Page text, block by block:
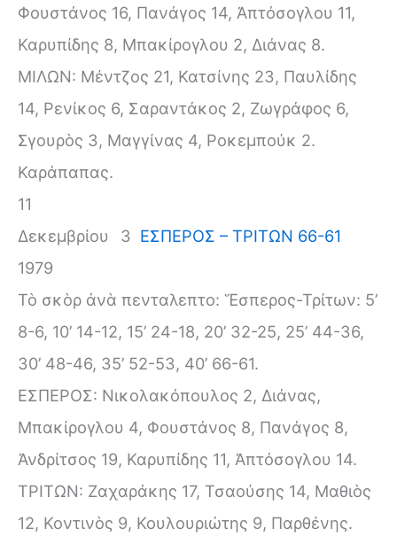
Φουστάνος 16, Πανάγος 14, Ἀπτόσογλου 11,
Καρυπίδης 8, Μπακίρογλου 2, Διάνας 8.
ΜΙΛΩΝ: Μέντζος 21, Κατσίνης 23, Παυλίδης
14, Ρενίκος 6, Σαραντάκος 2, Ζωγράφος 6,
Σγουρὸς 3, Μαγγίνας 4, Ροκεμπούκ 2.
Καράπαπας.
11
Δεκεμβρίου
1979
3 ΕΣΠΕΡΟΣ – ΤΡΙΤΩΝ 66-61
Τὸ σκὸρ ἀνὰ πενταλεπτο: Ἕσπερος-Τρίτων: 5’
8-6, 10’ 14-12, 15’ 24-18, 20’ 32-25, 25’ 44-36,
30’ 48-46, 35’ 52-53, 40’ 66-61.
ΕΣΠΕΡΟΣ: Νικολακόπουλος 2, Διάνας,
Μπακίρογλου 4, Φουστάνος 8, Πανάγος 8,
Ἀνδρίτσος 19, Καρυπίδης 11, Ἀπτόσογλου 14.
ΤΡΙΤΩΝ: Ζαχαράκης 17, Τσαούσης 14, Μαθιὸς
12, Κοντινὸς 9, Κουλουριώτης 9, Παρθένης.